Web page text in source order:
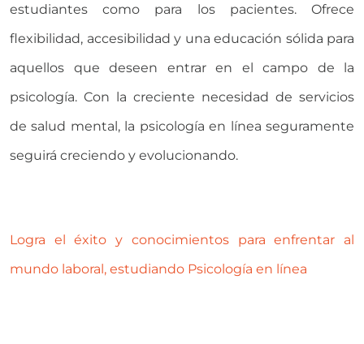
estudiantes como para los pacientes. Ofrece
flexibilidad, accesibilidad y una educación sólida para
aquellos que deseen entrar en el campo de la
psicología. Con la creciente necesidad de servicios
de salud mental, la psicología en línea seguramente
seguirá creciendo y evolucionando.
Logra el éxito y conocimientos para enfrentar al
mundo laboral, estudiando Psicología en línea